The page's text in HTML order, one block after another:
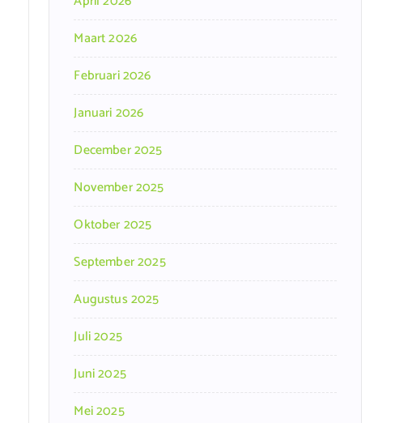
Maart 2026
Februari 2026
Januari 2026
December 2025
November 2025
Oktober 2025
September 2025
Augustus 2025
Juli 2025
Juni 2025
Mei 2025